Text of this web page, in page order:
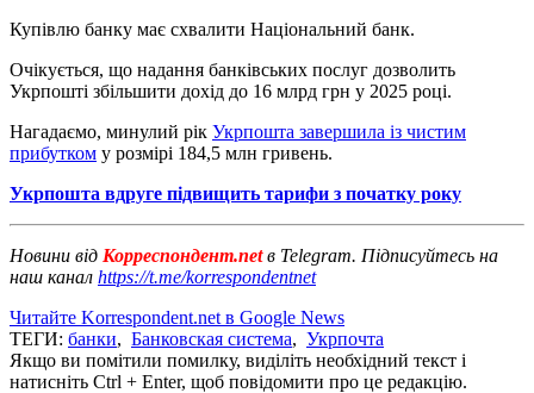
Купівлю банку має схвалити Національний банк.
Очікується, що надання банківських послуг дозволить
Укрпошті збільшити дохід до 16 млрд грн у 2025 році.
Нагадаємо, минулий рік Укрпошта завершила із чистим
прибутком у розмірі 184,5 млн гривень.
Укрпошта вдруге підвищить тарифи з початку року
Новини від Корреспондент.netв Telegram. Підписуйтесь на
наш канал https://t.me/korrespondentnet
Читайте Korrespondent.net в Google News
ТЕГИ: банки, Банковская система, Укрпочта
Якщо ви помітили помилку, виділіть необхідний текст і
натисніть Ctrl + Enter, щоб повідомити про це редакцію.